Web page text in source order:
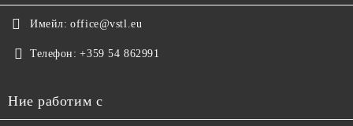
Имейл: office@vstl.eu
Телефон: +359 54 862991
Ние работим с